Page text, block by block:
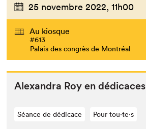
25 novembre 2022, 11h00
Au kiosque
#613
Palais des congrès de Montréal
Alexan­dra Roy en dédicaces
Séance de dédicace Pour tou⋅te⋅s